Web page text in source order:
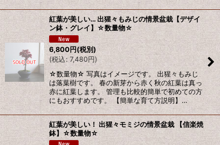
紅葉が美しい… 出猩々もみじの情景盆栽【デザイ
ン鉢・グレイ】☆数量物☆
6,800円(税別)
(税込: 7,480円)
☆数量物☆ 写真はイメージです。 出猩々もみじ
は落葉樹です。 春の新芽から赤く秋の紅葉は真っ
赤に紅葉します。 管理も比較的簡単で初めての方
にもおすすめです。 【簡単な育て方説明】…
紅葉が美しい！ 出猩々モミジの情景盆栽 【信楽焼
鉢】☆数量物☆